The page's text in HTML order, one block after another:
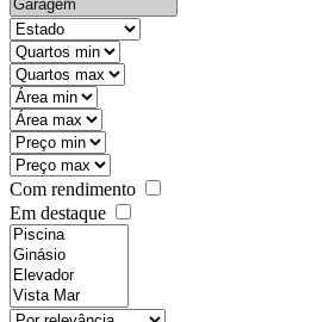
state
mintypo
maxtypo
minarea
maxarea
minprice
maxprice
Com rendimento
Em destaque
features